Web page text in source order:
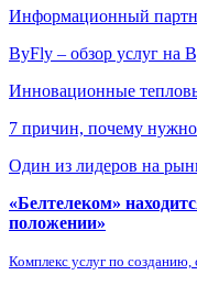
Информационный
ByFly – обзор услуг на
Инновационные
7 причин, почему
Один из лидеров на
«Белтелеком»
положении»
Комплекс услуг по